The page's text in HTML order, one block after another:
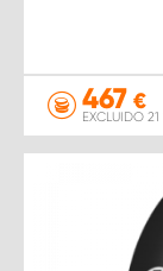
467 €
EXCLUIDO 21